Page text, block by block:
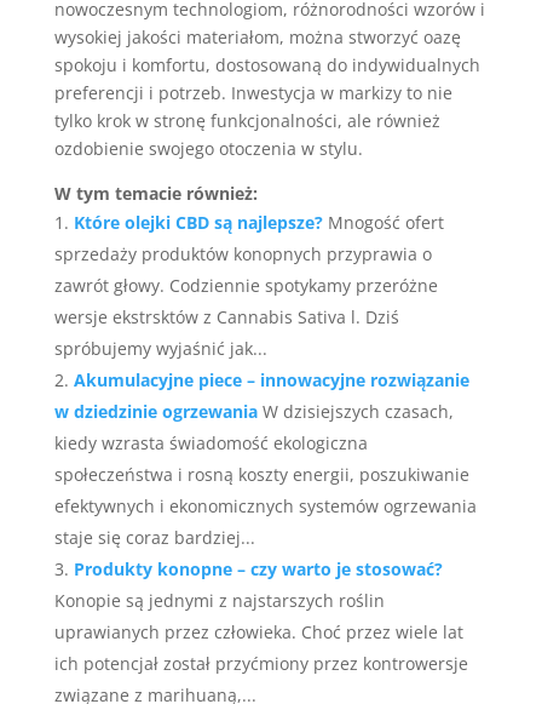
nowoczesnym technologiom, różnorodności wzorów i
wysokiej jakości materiałom, można stworzyć oazę
spokoju i komfortu, dostosowaną do indywidualnych
preferencji i potrzeb. Inwestycja w markizy to nie
tylko krok w stronę funkcjonalności, ale również
ozdobienie swojego otoczenia w stylu.
W tym temacie również:
Które olejki CBD są najlepsze? Mnogość ofert
sprzedaży produktów konopnych przyprawia o
zawrót głowy. Codziennie spotykamy przeróżne
wersje ekstrsktów z Cannabis Sativa l. Dziś
spróbujemy wyjaśnić jak...
Akumulacyjne piece – innowacyjne rozwiązanie
w dziedzinie ogrzewania W dzisiejszych czasach,
kiedy wzrasta świadomość ekologiczna
społeczeństwa i rosną koszty energii, poszukiwanie
efektywnych i ekonomicznych systemów ogrzewania
staje się coraz bardziej...
Produkty konopne – czy warto je stosować?
Konopie są jednymi z najstarszych roślin
uprawianych przez człowieka. Choć przez wiele lat
ich potencjał został przyćmiony przez kontrowersje
związane z marihuaną,...